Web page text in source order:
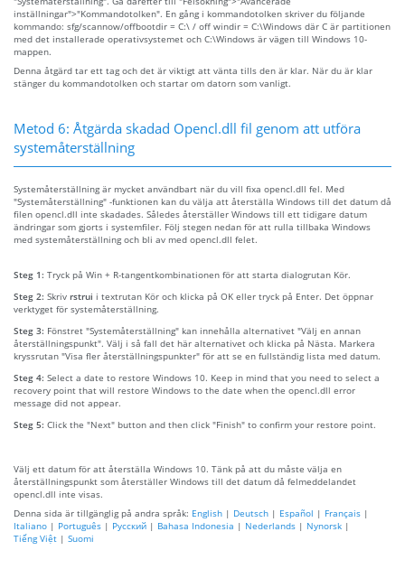
inställningar">"Kommandotolken". En gång i kommandotolken skriver du följande
kommando: sfg/scannow/offbootdir = C:\ / off windir = C:\Windows där C är partitionen
med det installerade operativsystemet och C:\Windows är vägen till Windows 10-
mappen.
Denna åtgärd tar ett tag och det är viktigt att vänta tills den är klar. När du är klar
stänger du kommandotolken och startar om datorn som vanligt.
Metod 6: Åtgärda skadad Opencl.dll fil genom att utföra
systemåterställning
Systemåterställning är mycket användbart när du vill fixa opencl.dll fel. Med
"Systemåterställning" -funktionen kan du välja att återställa Windows till det datum då
filen opencl.dll inte skadades. Således återställer Windows till ett tidigare datum
ändringar som gjorts i systemfiler. Följ stegen nedan för att rulla tillbaka Windows
med systemåterställning och bli av med opencl.dll felet.
Steg 1: Tryck på Win + R-tangentkombinationen för att starta dialogrutan Kör.
Steg 2: Skriv rstrui i textrutan Kör och klicka på OK eller tryck på Enter. Det öppnar
verktyget för systemåterställning.
Steg 3: Fönstret "Systemåterställning" kan innehålla alternativet "Välj en annan
återställningspunkt". Välj i så fall det här alternativet och klicka på Nästa. Markera
kryssrutan "Visa fler återställningspunkter" för att se en fullständig lista med datum.
Steg 4: Select a date to restore Windows 10. Keep in mind that you need to select a
recovery point that will restore Windows to the date when the opencl.dll error
message did not appear.
Steg 5: Click the "Next" button and then click "Finish" to confirm your restore point.
Välj ett datum för att återställa Windows 10. Tänk på att du måste välja en
återställningspunkt som återställer Windows till det datum då felmeddelandet
opencl.dll inte visas.
Denna sida är tillgänglig på andra språk: English | Deutsch | Español | Français |
Italiano | Português | Русский | Bahasa Indonesia | Nederlands | Nynorsk |
Tiếng Việt | Suomi